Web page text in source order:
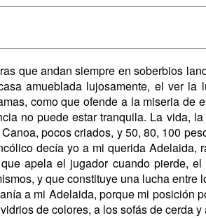
que andan siempre en soberbios
amueblada lujosamente, el ver
como que ofende a la miseria de
no puede estar tranquila. La vida,
pocos criados, y 50, 80, 100
decía yo a mi querida Adelaida,
apela el jugador cuando pierde,
y que constituye una lucha
a mi Adelaida, porque mi posición
de colores, a los sofás de cerda